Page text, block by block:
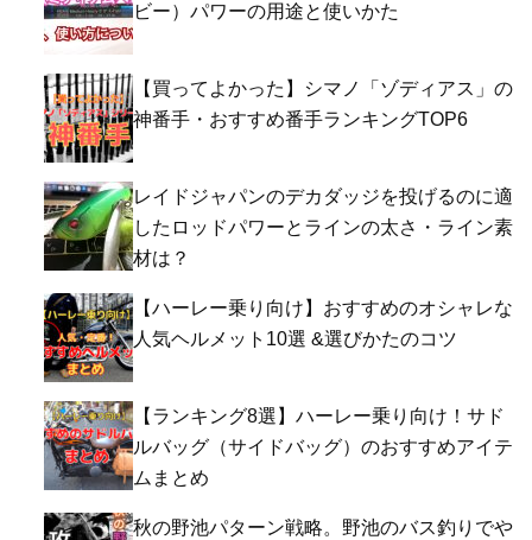
ビー）パワーの用途と使いかた
【買ってよかった】シマノ「ゾディアス」の
神番手・おすすめ番手ランキングTOP6
レイドジャパンのデカダッジを投げるのに適
したロッドパワーとラインの太さ・ライン素
材は？
【ハーレー乗り向け】おすすめのオシャレな
人気ヘルメット10選 &選びかたのコツ
【ランキング8選】ハーレー乗り向け！サド
ルバッグ（サイドバッグ）のおすすめアイテ
ムまとめ
秋の野池パターン戦略。野池のバス釣りでや